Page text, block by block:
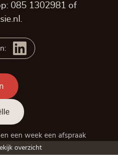
085 1302981 of
een week een afspraak
overzicht